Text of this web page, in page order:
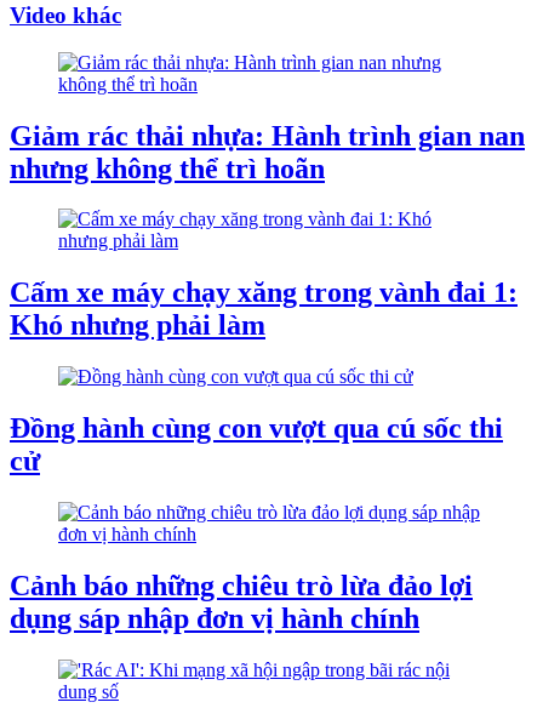
Video khác
Giảm rác thải nhựa: Hành trình gian nan
nhưng không thể trì hoãn
Cấm xe máy chạy xăng trong vành đai 1:
Khó nhưng phải làm
Đồng hành cùng con vượt qua cú sốc thi
cử
Cảnh báo những chiêu trò lừa đảo lợi
dụng sáp nhập đơn vị hành chính